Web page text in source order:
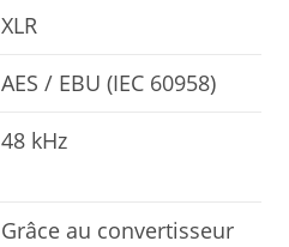
XLR
AES / EBU (IEC 60958)
48 kHz
Grâce au convertisseur